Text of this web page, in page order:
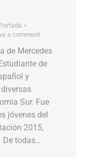
Portada
a comment
de Mercedes
de
y
Sur. Fue
jóvenes del
2015,
todas…